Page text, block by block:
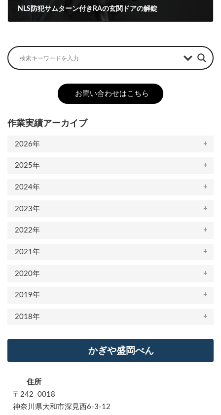
NLS防犯サムターン付きRAの玄関ドアの解錠
お問い合わせはこちら
作業実績アーカイブ
2026年
2025年
2024年
2023年
2022年
2021年
2020年
2019年
2018年
かぎや盛岡べん
住所
〒242ｰ0018
神奈川県大和市深見西6-3-12